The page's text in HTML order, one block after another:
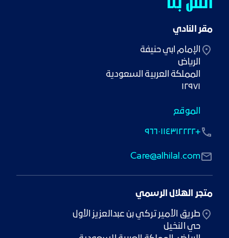
مقر النادي
١٢٩٧١
الموقع
Care@alhilal.com
+٩٦٦٠١١٤٣١٢٢٢٢
متجر الهلال الرسمي
حي النخيل